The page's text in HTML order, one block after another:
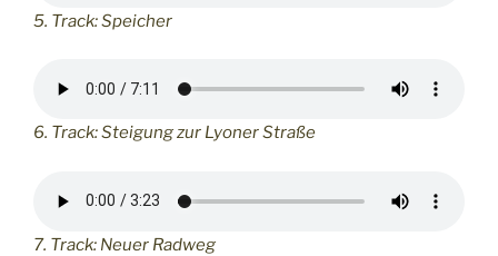
5. Track: Speicher
6. Track: Steigung zur Lyoner Straße
7. Track: Neuer Radweg